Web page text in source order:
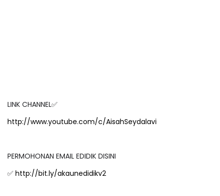
LINK CHANNEL✅
http://www.youtube.com/c/AisahSeydalavi
PERMOHONAN EMAIL EDIDIK DISINI
✅ http://bit.ly/akaunedidikv2